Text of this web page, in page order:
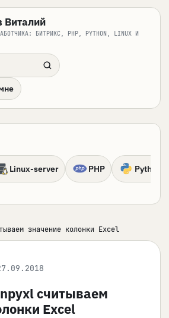
Виталий
БИТРИКС, PHP, PYTHON, LINUX И
Linux-server PHP Python
значение колонки Excel
считываем
Excel